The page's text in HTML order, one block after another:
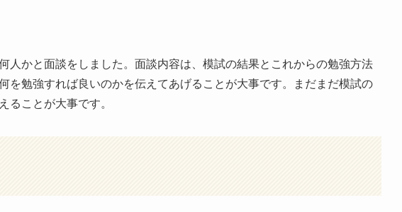
人かと面談をしました。面談内容は、模試の結果とこれからの勉強方法
を勉強すれば良いのかを伝えてあげることが大事です。まだまだ模試の
ることが大事です。